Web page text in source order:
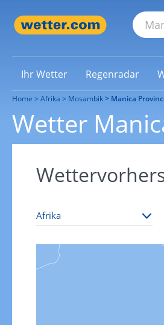
Ihr Wetter Regenradar
Home Afrika Mosambik Manica
Wetter